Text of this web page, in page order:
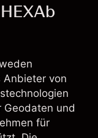
Anbieter von
und
für